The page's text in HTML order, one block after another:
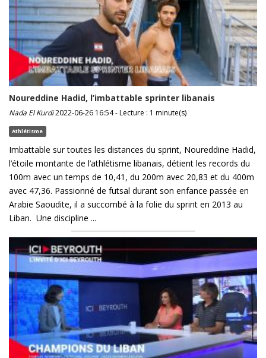
Noureddine Hadid, l’imbattable sprinter libanais
Nada El Kurdi2022-06-26 16:54 - Lecture : 1 minute(s)
Athlétisme
Imbattable sur toutes les distances du sprint, Noureddine Hadid,
l’étoile montante de l’athlétisme libanais, détient les records du
100m avec un temps de 10,41, du 200m avec 20,83 et du 400m
avec 47,36. Passionné de futsal durant son enfance passée en
Arabie Saoudite, il a succombé à la folie du sprint en 2013 au
Liban. Une discipline ...